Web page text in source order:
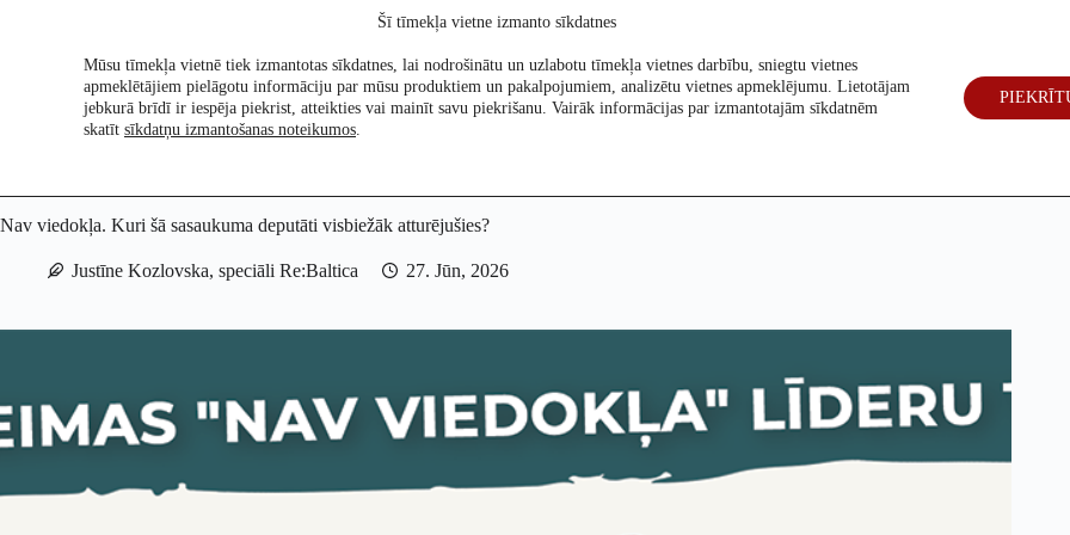
Pētījumi Re:Check Par mums Vēlēšanas 2026
Nav viedokļa. Kuri šā sasaukuma deputāti visbiežāk atturējušies?
Justīne Kozlovska, speciāli Re:Baltica 27. Jūn, 2026
Šī tīmekļa vietne izmanto sīkdatnes
Mūsu tīmekļa vietnē tiek izmantotas sīkdatnes, lai nodrošinātu un uzlabotu tīmekļa vietnes darbību, sniegtu vietnes
apmeklētājiem pielāgotu informāciju par mūsu produktiem un pakalpojumiem, analizētu vietnes apmeklējumu. Lietotājam
jebkurā brīdī ir iespēja piekrist, atteikties vai mainīt savu piekrišanu. Vairāk informācijas par izmantotajām sīkdatnēm
skatīt sīkdatņu izmantošanas noteikumos.